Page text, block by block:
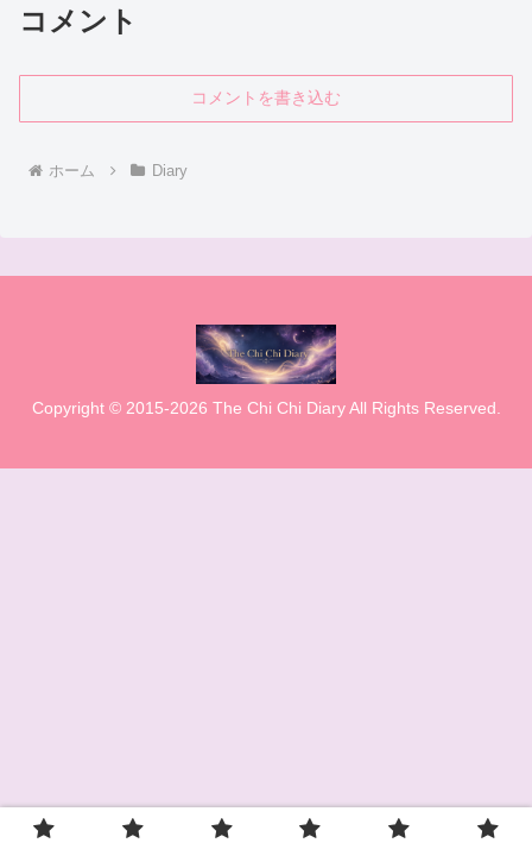
コメント
コメントを書き込む
ホーム Diary
Copyright © 2015-2026 The Chi Chi Diary All Rights Reserved.